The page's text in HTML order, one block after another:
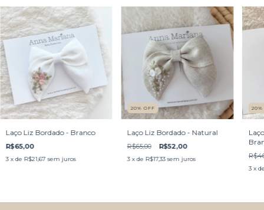
Laço Liz Bordado - Branco
R$65,00
3 x de R$21,67 sem juros
20%OFF
Laço Liz Bordado - Natural
R$65,00 R$52,00
3 x de R$17,33 sem juros
20
3 x